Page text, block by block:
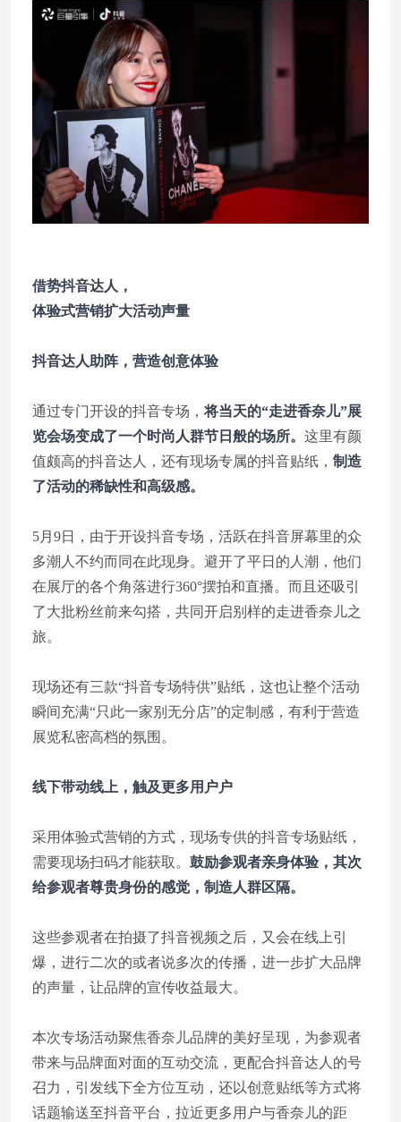
借势抖音达人，
体验式营销扩大活动声量
抖音达人助阵，营造创意体验
通过专门开设的抖音专场，将当天的“走进香奈儿”展
览会场变成了一个时尚人群节日般的场所。 这里有颜
值颇高的抖音达人，还有现场专属的抖音贴纸， 制造
了活动的稀缺性和高级感。
5月9日，由于开设抖音专场，活跃在抖音屏幕里的众
多潮人不约而同在此现身。避开了平日的人潮，他们
在展厅的各个角落进行360°摆拍和直播。而且还吸引
了大批粉丝前来勾搭，共同开启别样的走进香奈儿之
旅。
现场还有三款“抖音专场特供”贴纸，这也让整个活动
瞬间充满“只此一家别无分店”的定制感，有利于营造
展览私密高档的氛围。
线下带动线上，触及更多用户户
采用体验式营销的方式，现场专供的抖音专场贴纸，
需要现场扫码才能获取。 鼓励参观者亲身体验，其次
给参观者尊贵身份的感觉，制造人群区隔。
这些参观者在拍摄了抖音视频之后，又会在线上引
爆，进行二次的或者说多次的传播，进一步扩大品牌
的声量，让品牌的宣传收益最大。
本次专场活动聚焦香奈儿品牌的美好呈现，为参观者
带来与品牌面对面的互动交流，更配合抖音达人的号
召力，引发线下全方位互动，还以创意贴纸等方式将
话题输送至抖音平台，拉近更多用户与香奈儿的距